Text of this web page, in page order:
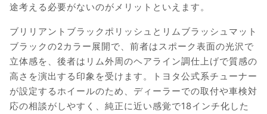
途考える必要がないのがメリットといえます。
ブリリアントブラックポリッシュとリムブラッシュマット
ブラックの2カラー展開で、前者はスポーク表面の光沢で
立体感を、後者はリム外周のヘアライン調仕上げで質感の
高さを演出する印象を受けます。トヨタ公式系チューナー
が設定するホイールのため、ディーラーでの取付や車検対
応の相談がしやすく、純正に近い感覚で18インチ化した